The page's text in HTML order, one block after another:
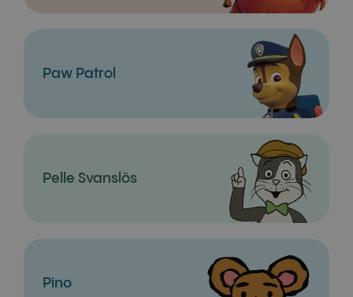
Paw Patrol
Pelle Svanslös
Pino